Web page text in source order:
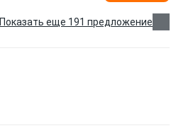
Показать еще 191 предложение